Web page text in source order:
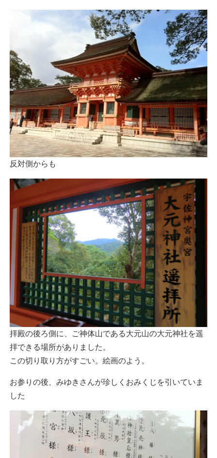
反対側からも
拝殿の後ろ側に、ご神体山である大元山の大元神社を遥
拝できる場所がありました。
この切り取り方がすごい。絵画のよう。
お参りの後、みゆきさんが珍しくおみくじを引いていま
した